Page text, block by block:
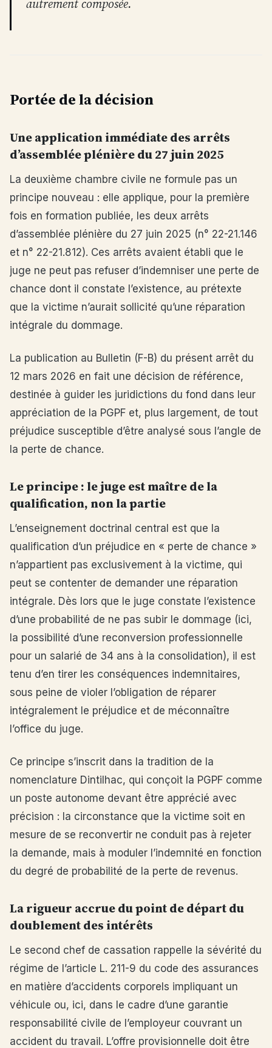
autrement composée.
Portée de la décision
Une application immédiate des arrêts
d’assemblée plénière du 27 juin 2025
La deuxième chambre civile ne formule pas un
principe nouveau : elle applique, pour la première
fois en formation publiée, les deux arrêts
d’assemblée plénière du 27 juin 2025 (n° 22-21.146
et n° 22-21.812). Ces arrêts avaient établi que le
juge ne peut pas refuser d’indemniser une perte de
chance dont il constate l’existence, au prétexte
que la victime n’aurait sollicité qu’une réparation
intégrale du dommage.
La publication au Bulletin (F-B) du présent arrêt du
12 mars 2026 en fait une décision de référence,
destinée à guider les juridictions du fond dans leur
appréciation de la PGPF et, plus largement, de tout
préjudice susceptible d’être analysé sous l’angle de
la perte de chance.
Le principe : le juge est maître de la
qualification, non la partie
L’enseignement doctrinal central est que la
qualification d’un préjudice en « perte de chance »
n’appartient pas exclusivement à la victime, qui
peut se contenter de demander une réparation
intégrale. Dès lors que le juge constate l’existence
d’une probabilité de ne pas subir le dommage (ici,
la possibilité d’une reconversion professionnelle
pour un salarié de 34 ans à la consolidation), il est
tenu d’en tirer les conséquences indemnitaires,
sous peine de violer l’obligation de réparer
intégralement le préjudice et de méconnaître
l’office du juge.
Ce principe s’inscrit dans la tradition de la
nomenclature Dintilhac, qui conçoit la PGPF comme
un poste autonome devant être apprécié avec
précision : la circonstance que la victime soit en
mesure de se reconvertir ne conduit pas à rejeter
la demande, mais à moduler l’indemnité en fonction
du degré de probabilité de la perte de revenus.
La rigueur accrue du point de départ du
doublement des intérêts
Le second chef de cassation rappelle la sévérité du
régime de l’article L. 211-9 du code des assurances
en matière d’accidents corporels impliquant un
véhicule ou, ici, dans le cadre d’une garantie
responsabilité civile de l’employeur couvrant un
accident du travail. L’offre provisionnelle doit être